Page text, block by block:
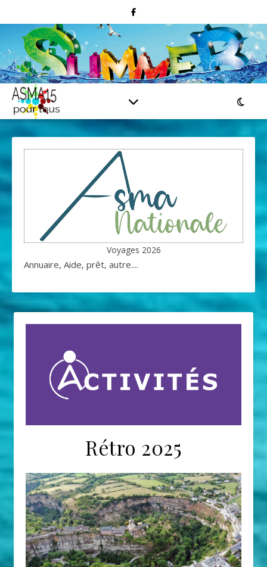
Voyages 2026
Annuaire, Aide, prêt, autre....
Rétro 2025